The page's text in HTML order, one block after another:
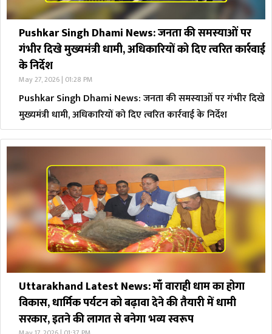
Pushkar Singh Dhami News: जनता की समस्याओं पर
गंभीर दिखे मुख्यमंत्री धामी, अधिकारियों को दिए त्वरित कार्रवाई
के निर्देश
May 27, 2026 | 01:28 PM
Pushkar Singh Dhami News: जनता की समस्याओं पर गंभीर दिखे
मुख्यमंत्री धामी, अधिकारियों को दिए त्वरित कार्रवाई के निर्देश
Uttarakhand Latest News: माँ वाराही धाम का होगा
विकास, धार्मिक पर्यटन को बढ़ावा देने की तैयारी में धामी
सरकार, इतने की लागत से बनेगा भव्य स्वरूप